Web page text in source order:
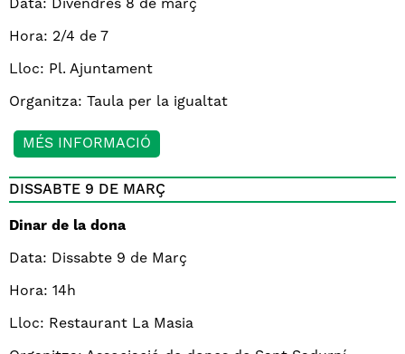
Data: Divendres 8 de març
Hora: 2/4 de 7
Lloc: Pl. Ajuntament
Organitza: Taula per la igualtat
MÉS INFORMACIÓ
DISSABTE 9 DE MARÇ
Dinar de la dona
Data: Dissabte 9 de Març
Hora: 14h
Lloc: Restaurant La Masia